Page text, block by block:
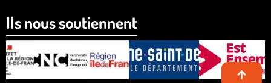
Ils nous soutiennent